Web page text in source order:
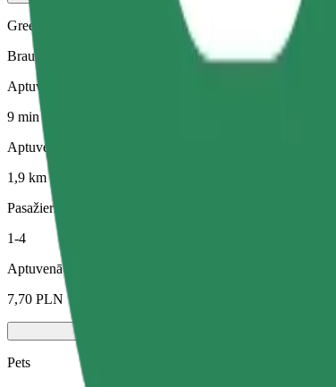
Green
Braucieni hibrīdauto un elektroauto
Aptuvenais brauciena ilgums
9 min
Aptuvenais attālums
1,9 km
Pasažieri
1-4
Aptuvenā cena
7,70 PLN
Pets